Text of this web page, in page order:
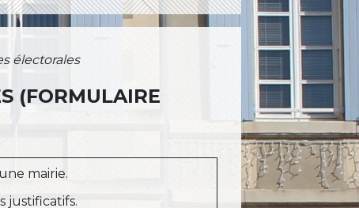
électorales
(FORMULAIRE
mairie.
justificatifs.